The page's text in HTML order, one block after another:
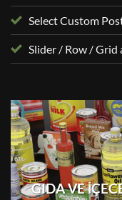
Select Custom
Slider / Row / Grid
GIDA VE